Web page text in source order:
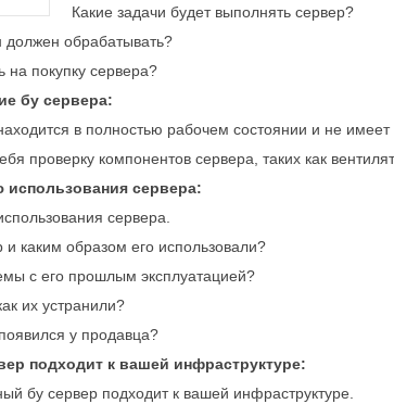
Какие задачи будет выполнять сервер?
обрабатывать?
на покупку сервера?
бу сервера:
в полностью рабочем состоянии и не
проверку компонентов сервера, таких как
сервера:
сервера.
и каким образом его использовали?
с его прошлым эксплуатацией?
их устранили?
у продавца?
подходит к вашей инфраструктуре:
бу сервер подходит к вашей инфраструктуре.